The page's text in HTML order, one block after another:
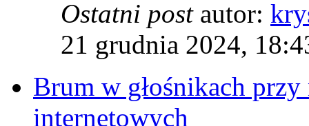
Ostatni post autor:
21 grudnia 2024,
Brum w głośnikach
internetowych